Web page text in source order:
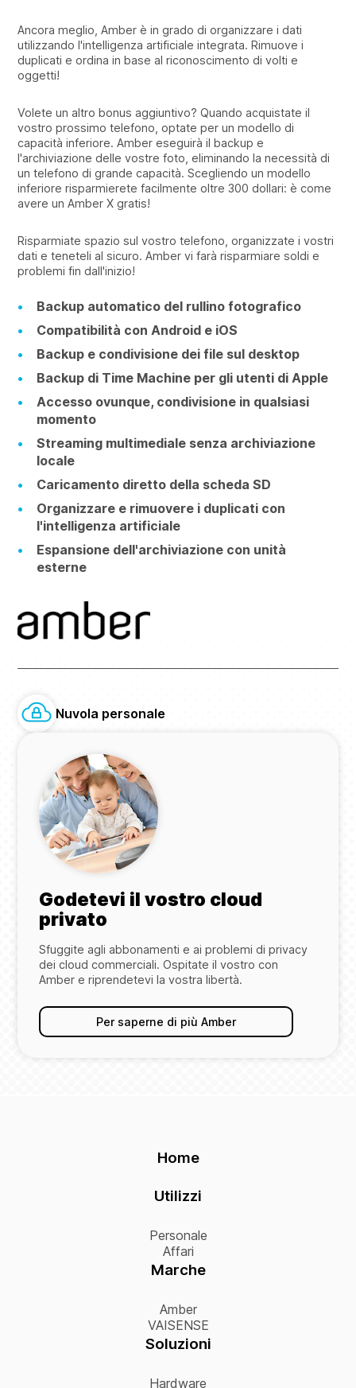
Ancora meglio, Amber è in grado di organizzare i dati
utilizzando l'intelligenza artificiale integrata. Rimuove i
duplicati e ordina in base al riconoscimento di volti e
oggetti!
Volete un altro bonus aggiuntivo? Quando acquistate il
vostro prossimo telefono, optate per un modello di
capacità inferiore. Amber eseguirà il backup e
l'archiviazione delle vostre foto, eliminando la necessità di
un telefono di grande capacità. Scegliendo un modello
inferiore risparmierete facilmente oltre 300 dollari: è come
avere un Amber X gratis!
Risparmiate spazio sul vostro telefono, organizzate i vostri
dati e teneteli al sicuro. Amber vi farà risparmiare soldi e
problemi fin dall'inizio!
Backup automatico del rullino fotografico
Compatibilità con Android e iOS
Backup e condivisione dei file sul desktop
Backup di Time Machine per gli utenti di Apple
Accesso ovunque, condivisione in qualsiasi
momento
Streaming multimediale senza archiviazione
locale
Caricamento diretto della scheda SD
Organizzare e rimuovere i duplicati con
l'intelligenza artificiale
Espansione dell'archiviazione con unità
esterne
Nuvola personale
Godetevi il vostro cloud
privato
Sfuggite agli abbonamenti e ai problemi di privacy
dei cloud commerciali. Ospitate il vostro con
Amber e riprendetevi la vostra libertà.
Per saperne di più Amber
Home
Utilizzi
Personale
Affari
Marche
Amber
VAISENSE
Soluzioni
Hardware